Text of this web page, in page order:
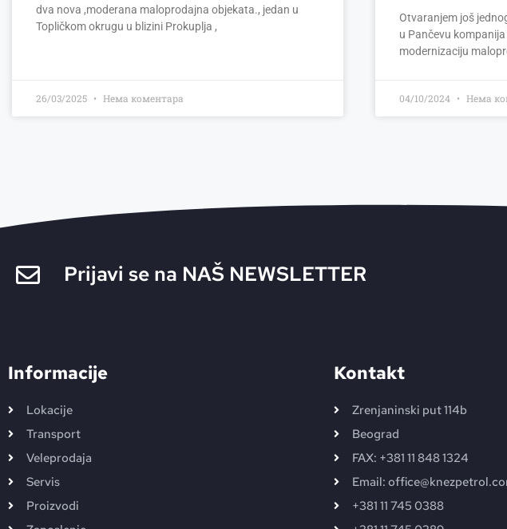
dva nova ,moderana maloprodajna objekata., jedan u
Topličkom okrugu u blizini Prokuplja ,
26/03/2025 Нема коментара
Otvaranjem još
u Pančevu
modernizaciju
04/10/2024 Нема
Prijavi se na NAŠ NEWSLETTER
Informacije
Lokacije
Transport
Veleprodaja
Servis
Proizvodi
Kontakt
Zrenjaninski put 114b
Beograd
FAX: +381 11 848 1324
Email:
+381 11 745 0388